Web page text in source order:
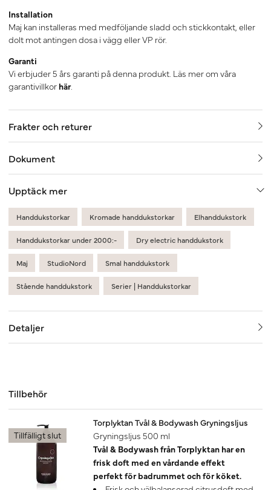
Installation
Maj kan installeras med medföljande sladd och stickkontakt, eller
dolt mot antingen dosa i vägg eller VP rör.
Garanti
Vi erbjuder 5 års garanti på denna produkt. Läs mer om våra
garantivillkor här.
Frakter och returer
Dokument
Upptäck mer
Handdukstorkar Kromade handdukstorkar Elhanddukstork
Handdukstorkar under 2000:- Dry electric handdukstork
Maj StudioNord Smal handdukstork
Stående handdukstork Serier | Handdukstorkar
Detaljer
Tillbehör
Tillfälligt slut
Torplyktan Tvål & Bodywash Gryningsljus
Gryningsljus 500 ml
Tvål & Bodywash från Torplyktan har en
frisk doft med en vårdande effekt
perfekt för badrummet och för köket.